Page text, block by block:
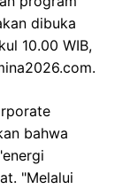
dibuka
10.00 WIB,
bahwa
"Melalui